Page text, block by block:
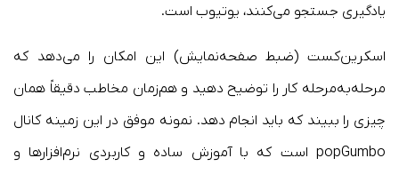
یادگیری جستجو می‌کنند، یوتیوب است.
اسکرین‌کست (ضبط صفحه‌نمایش) این امکان را می‌دهد که
مرحله‌به‌مرحله کار را توضیح دهید و هم‌زمان مخاطب دقیقاً همان
چیزی را ببیند که باید انجام دهد. نمونه موفق در این زمینه کانال
popGumbo است که با آموزش ساده و کاربردی نرم‌افزارها و